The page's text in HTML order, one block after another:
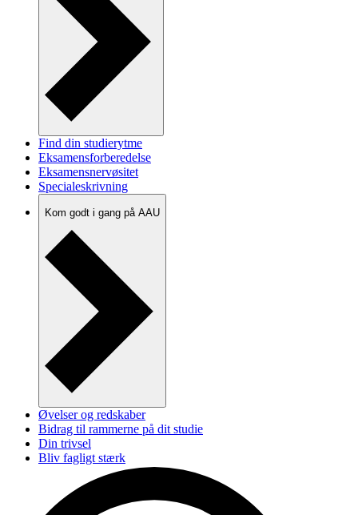
Find din studierytme
Eksamensforberedelse
Eksamensnervøsitet
Specialeskrivning
Kom godt i gang på AAU
Øvelser og redskaber
Bidrag til rammerne på dit studie
Din trivsel
Bliv fagligt stærk
Læringsopsamling